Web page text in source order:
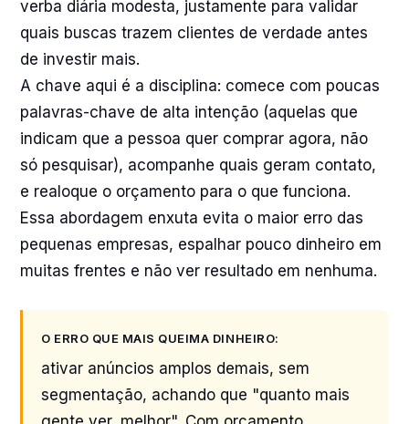
verba diária modesta, justamente para validar
quais buscas trazem clientes de verdade antes
de investir mais.
A chave aqui é a disciplina: comece com poucas
palavras-chave de alta intenção (aquelas que
indicam que a pessoa quer comprar agora, não
só pesquisar), acompanhe quais geram contato,
e realoque o orçamento para o que funciona.
Essa abordagem enxuta evita o maior erro das
pequenas empresas, espalhar pouco dinheiro em
muitas frentes e não ver resultado em nenhuma.
O ERRO QUE MAIS QUEIMA DINHEIRO:
ativar anúncios amplos demais, sem
segmentação, achando que "quanto mais